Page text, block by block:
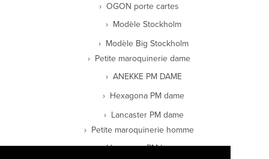
OGON porte cartes
Modèle Stockholm
Modèle Big Stockholm
Petite maroquinerie dame
ANEKKE PM DAME
Hexagona PM dame
Lancaster PM dame
Petite maroquinerie homme
Hexagona PM homme